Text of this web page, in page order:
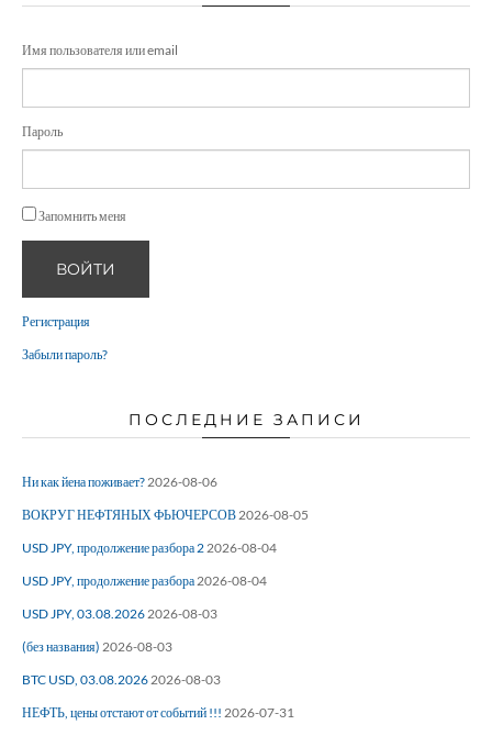
Имя пользователя или email
Пароль
Запомнить меня
ВОЙТИ
Регистрация
Забыли пароль?
ПОСЛЕДНИЕ ЗАПИСИ
Ни как йена поживает?2026-08-06
ВОКРУГ НЕФТЯНЫХ ФЬЮЧЕРСОВ2026-08-05
USD JPY, продолжение разбора 22026-08-04
USD JPY, продолжение разбора2026-08-04
USD JPY, 03.08.20262026-08-03
(без названия) 2026-08-03
BTC USD, 03.08.20262026-08-03
НЕФТЬ, цены отстают от событий !!! 2026-07-31